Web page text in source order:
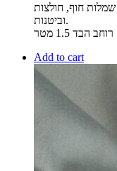
חוף, חולצות
וביטנות.
רוחב הבד 1.5 מטר
Add to cart